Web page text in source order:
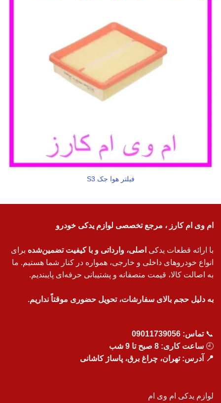
فیلتر هوا جک S3
ام وی ام کارز ، مرجع تخصصی لوازم یدکی خودرو
با ارائه قطعات یدکی اصلی، وارداتی و با کیفیت تضمین‌شده برای
انواع خودروهای داخلی و خارجی، همواره در کنار شما هستیم. ما
به اصالت کالا، قیمت منصفانه و پشتیبانی حرفه‌ای پایبندیم.
به دلیل حجم بالای سفارشات، تحویل حضوری موقتاً نداریم.
📞تماس: 09011739056
🕘 ساعت کاری: 8 صبح تا 9 شب
📍 آدرس: تهران، چراغ برق، پاساژ کاشانی
لوازم یدکی ام وی ام